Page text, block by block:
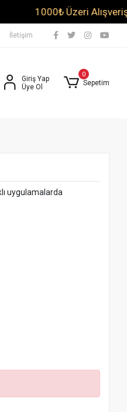
1000₺ Üzeri Alışverişlerde
İletişim
Giriş Yap
Üye Ol
0
Sepetim
uygulamalarda